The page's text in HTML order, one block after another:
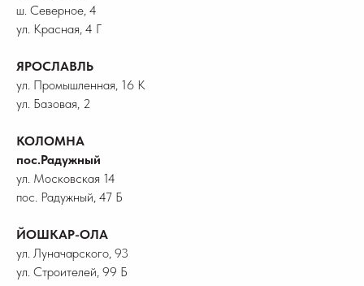
ш. Северное, 4
ул. Красная, 4 Г
ЯРОСЛАВЛЬ
ул. Промышленная, 16 К
ул. Базовая, 2
КОЛОМНА
пос.Радужный
ул. Московская 14
пос. Радужный, 47 Б
ЙОШКАР-ОЛА
ул. Луначарского, 93
ул. Строителей, 99 Б